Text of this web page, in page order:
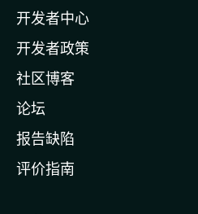
主
页
开发者中心
开发者政策
社区博客
论坛
报告缺陷
评价指南